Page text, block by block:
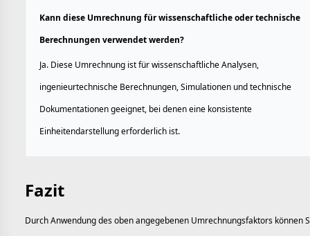
Kann diese Umrechnung für wissenschaftliche oder technische
Berechnungen verwendet werden?
Ja. Diese Umrechnung ist für wissenschaftliche Analysen,
ingenieurtechnische Berechnungen, Simulationen und technische
Dokumentationen geeignet, bei denen eine konsistente
Einheitendarstellung erforderlich ist.
Fazit
Durch Anwendung des oben angegebenen Umrechnungsfaktors können